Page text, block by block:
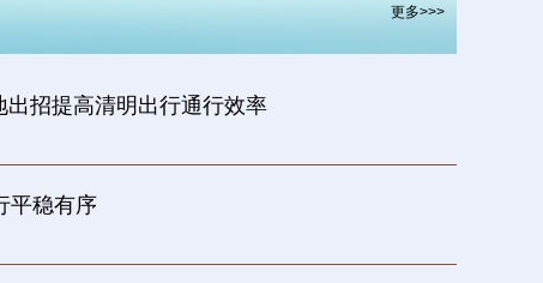
更多>>>
出招提高清明出行通行效率
平稳有序